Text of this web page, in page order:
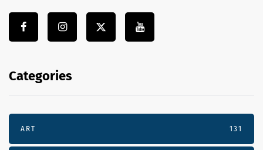
Categories
ART 131